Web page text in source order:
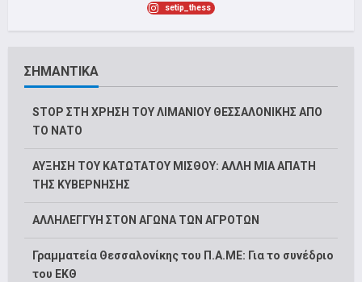
setip_thess
ΣΗΜΑΝΤΙΚΑ
STOP ΣΤΗ ΧΡΗΣΗ ΤΟΥ ΛΙΜΑΝΙΟΥ ΘΕΣΣΑΛΟΝΙΚΗΣ ΑΠΟ
ΤΟ ΝΑΤΟ
ΑΥΞΗΣΗ ΤΟΥ ΚΑΤΩΤΑΤΟΥ ΜΙΣΘΟΥ: ΑΛΛΗ ΜΙΑ ΑΠΑΤΗ
ΤΗΣ ΚΥΒΕΡΝΗΣΗΣ
ΑΛΛΗΛΕΓΓΥΗ ΣΤΟΝ ΑΓΩΝΑ ΤΩΝ ΑΓΡΟΤΩΝ
Γραμματεία Θεσσαλονίκης του Π.Α.ΜΕ: Για το συνέδριο
του ΕΚΘ